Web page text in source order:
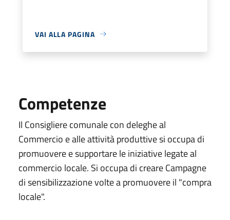
VAI ALLA PAGINA
Competenze
Il Consigliere comunale con deleghe al
Commercio e alle attività produttive si occupa di
promuovere e supportare le iniziative legate al
commercio locale. Si occupa di creare Campagne
di sensibilizzazione volte a promuovere il "compra
locale".